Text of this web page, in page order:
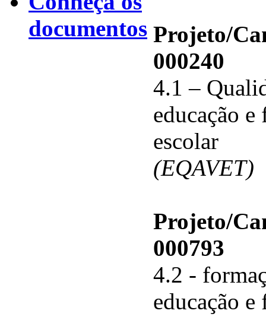
Projeto/
000240
4.1 –
educação e
escolar
(EQAVET)
Projeto/
000793
4.2 -
educação e
documentos